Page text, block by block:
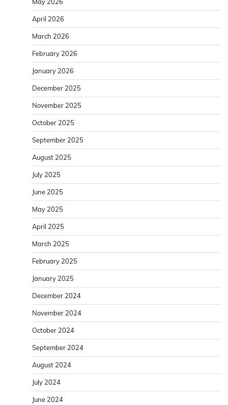
April 2026
March 2026
February 2026
January 2026
December 2025
November 2025
October 2025
September 2025
August 2025
July 2025
June 2025
May 2025
April 2025
March 2025
February 2025
January 2025
December 2024
November 2024
October 2024
September 2024
August 2024
July 2024
June 2024